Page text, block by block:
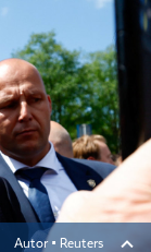
Autor ▪ Reuters